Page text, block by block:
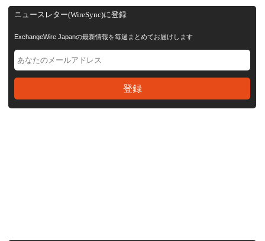
ニュースレター(WireSync)に登録
ExchangeWire Japanの最新情報を毎週まとめてお届けします